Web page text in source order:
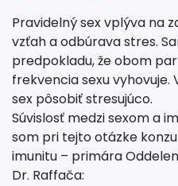
Pravidelný sex vplýva na
vzťah a odbúrava stres.
predpokladu, že obom
frekvencia sexu
sex pôsobiť stresujúco.
Súvislosť medzi sexom a
som pri tejto otázke
imunitu – primára
Dr. Raffača: